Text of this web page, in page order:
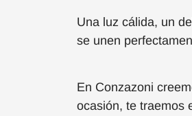
Una luz cálida, un
se unen
En Conzazoni
ocasión, te traemos